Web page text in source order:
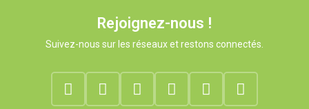
Rejoignez-nous !
Suivez-nous sur les réseaux et restons connectés.